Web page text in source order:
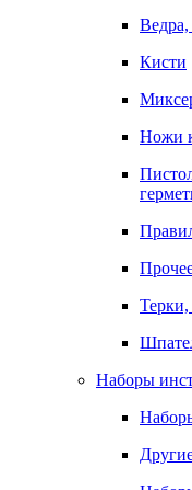
Кисти
Ножи
Наборы